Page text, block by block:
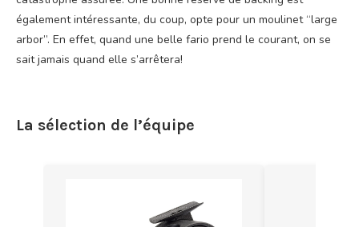
également intéressante, du coup, opte pour un moulinet “large
arbor”. En effet, quand une belle fario prend le courant, on se
sait jamais quand elle s’arrêtera!
La sélection de l’équipe